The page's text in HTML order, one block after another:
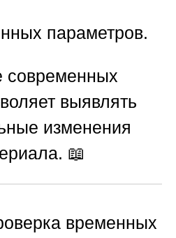
параметров.
современных
выявлять
изменения
📖
временных